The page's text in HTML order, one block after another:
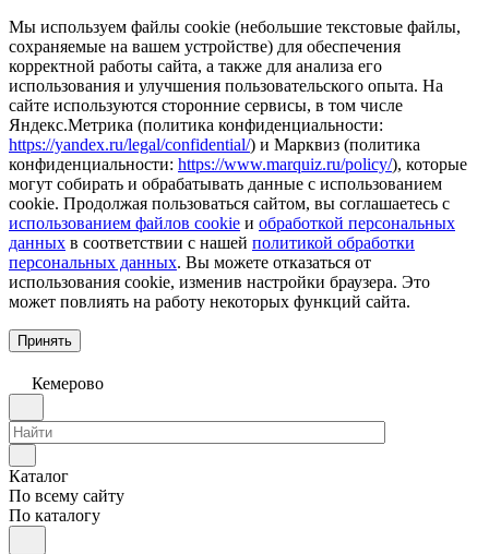
Мы используем файлы cookie (небольшие текстовые файлы,
сохраняемые на вашем устройстве) для обеспечения
корректной работы сайта, а также для анализа его
использования и улучшения пользовательского опыта. На
сайте используются сторонние сервисы, в том числе
Яндекс.Метрика (политика конфиденциальности:
https://yandex.ru/legal/confidential/) и Марквиз (политика
конфиденциальности: https://www.marquiz.ru/policy/), которые
могут собирать и обрабатывать данные с использованием
cookie. Продолжая пользоваться сайтом, вы соглашаетесь с
использованием файлов cookie и обработкой персональных
данных в соответствии с нашей политикой обработки
персональных данных. Вы можете отказаться от
использования cookie, изменив настройки браузера. Это
может повлиять на работу некоторых функций сайта.
Принять
Кемерово
Каталог
По всему сайту
По каталогу